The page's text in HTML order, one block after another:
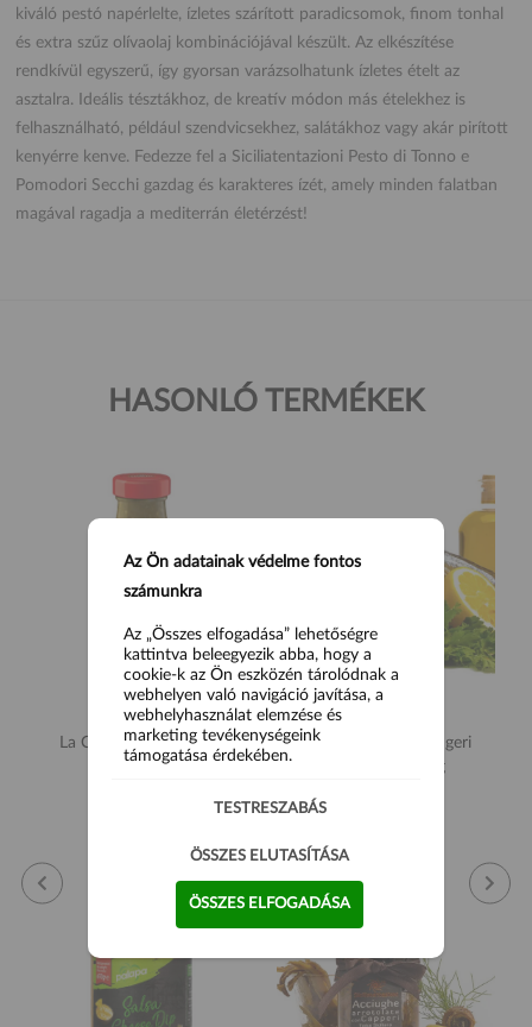
kiváló pestó napérlelte, ízletes szárított paradicsomok, finom tonhal
és extra szűz olívaolaj kombinációjával készült. Az elkészítése
rendkívül egyszerű, így gyorsan varázsolhatunk ízletes ételt az
asztalra. Ideális tésztákhoz, de kreatív módon más ételekhez is
felhasználható, például szendvicsekhez, salátákhoz vagy akár pirított
kenyérre kenve. Fedezze fel a Siciliatentazioni Pesto di Tonno e
Pomodori Secchi gazdag és karakteres ízét, amely minden falatban
magával ragadja a mediterrán életérzést!
HASONLÓ TERMÉKEK
La Costeña Salsa Verde
250g
Siciliatentazioni Tengeri
keszeg filé 200g
Az Ön adatainak védelme fontos
számunkra
Az „Összes elfogadása” lehetőségre
kattintva beleegyezik abba, hogy a
cookie-k az Ön eszközén tárolódnak a
webhelyen való navigáció javítása, a
webhelyhasználat elemzése és
marketing tevékenységeink
támogatása érdekében.
TESTRESZABÁS
ÖSSZES ELUTASÍTÁSA
ÖSSZES ELFOGADÁSA